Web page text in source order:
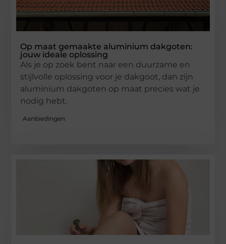
Op maat gemaakte aluminium dakgoten:
jouw ideale oplossing
Als je op zoek bent naar een duurzame en
stijlvolle oplossing voor je dakgoot, dan zijn
aluminium dakgoten op maat precies wat je
nodig hebt.
Aanbiedingen